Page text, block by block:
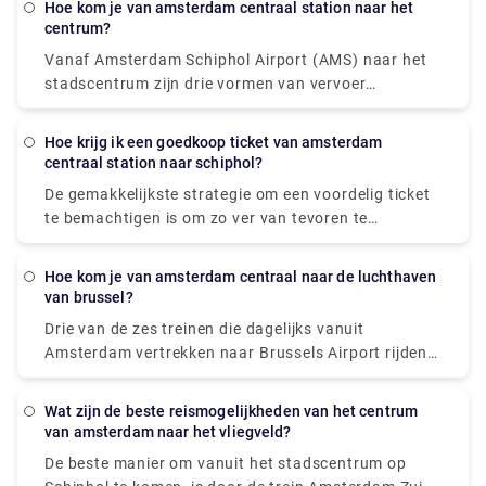
wegwerpkaartjes. Een Amsterdam airport taxi is de
Ondanks het feit dat het ongeveer €39 kost, duurt
het slechts 15-20 minuten om je bestemming te
vervoer. Een treinkaartje kost € 5,40 en de reis duurt
ongeveer 20 minuten.
Hoe kom je van amsterdam centraal station naar het
centrum?
Vanaf Amsterdam Schiphol Airport (AMS) naar het
stadscentrum zijn drie vormen van vervoer
beschikbaar: taxi, trein en bus. Het huren van een
het centrum te gaan. Ondanks het feit dat het
om op je locatie te komen. De trein is de snelste
manier van openbaar vervoer. Het treinkaartje kost
centrum te bereiken. De bus is een andere goedkope
optie. Het buskaartje kost € 5 en de reis duurt 35
minuten.
Hoe krijg ik een goedkoop ticket van amsterdam
centraal station naar schiphol?
De gemakkelijkste strategie om een voordelig ticket
te bemachtigen is om zo ver van tevoren te
reserveren en reizen tijdens de spits te vermijden.
Schiphol koopt, kost dit ongeveer $ 6, maar de
ongeveer $ 6.
Hoe kom je van amsterdam centraal naar de luchthaven
van brussel?
Drie van de zes treinen die dagelijks vanuit
Amsterdam vertrekken naar Brussels Airport rijden
rechtstreeks, waardoor het eenvoudig is om reizen
route. Deze rechtstreekse treinen leggen de reis van
als je het goed plant, brengen bepaalde treinen je er
Wat zijn de beste reismogelijkheden van het centrum
van amsterdam naar het vliegveld?
De beste manier om vanuit het stadscentrum op